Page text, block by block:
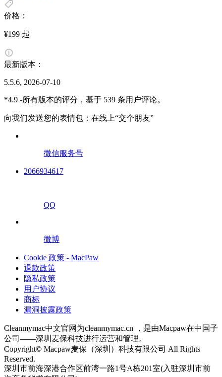
价格：
¥199 起
最新版本：
5.5.6, 2026-07-10
*4.9 -所有版本的评分，基于 539 条用户评论。
向我们发送您的表情包：在线上“交个朋友”
微信服务号
2066934617
QQ
微博
Cookie 政策 - MacPaw
退款政策
隐私政策
用户协议
商标
漏洞披露政策
Cleanmymac中文官网为cleanmymac.cn ，是由Macpaw在中国子
公司——深圳麦保科技进行运营和管理。
Copyright© Macpaw麦保（深圳）科技有限公司 All Rights
Reserved.
深圳市前海深港合作区前湾一路1号A栋201室(入驻深圳市前